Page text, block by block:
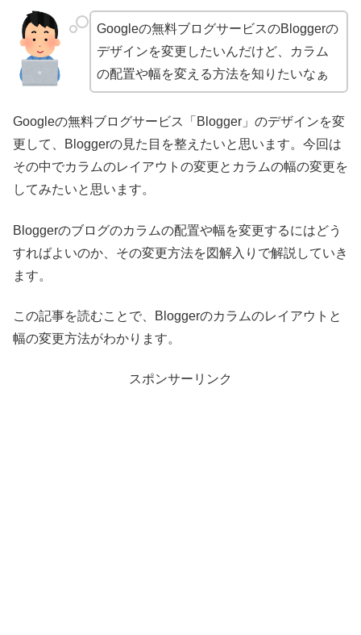
Googleの無料ブログサービスのBloggerの
デザインを変更したいんだけど、カラム
の配置や幅を変える方法を知りたいなぁ
Googleの無料ブログサービス「Blogger」のデザインを変
更して、Bloggerの見た目を整えたいと思います。今回は
その中でカラムのレイアウトの変更とカラムの幅の変更を
してみたいと思います。
Bloggerのブログのカラムの配置や幅を変更するにはどう
すればよいのか、その変更方法を図解入りで解説していき
ます。
この記事を読むことで、Bloggerのカラムのレイアウトと
幅の変更方法がわかります。
スポンサーリンク